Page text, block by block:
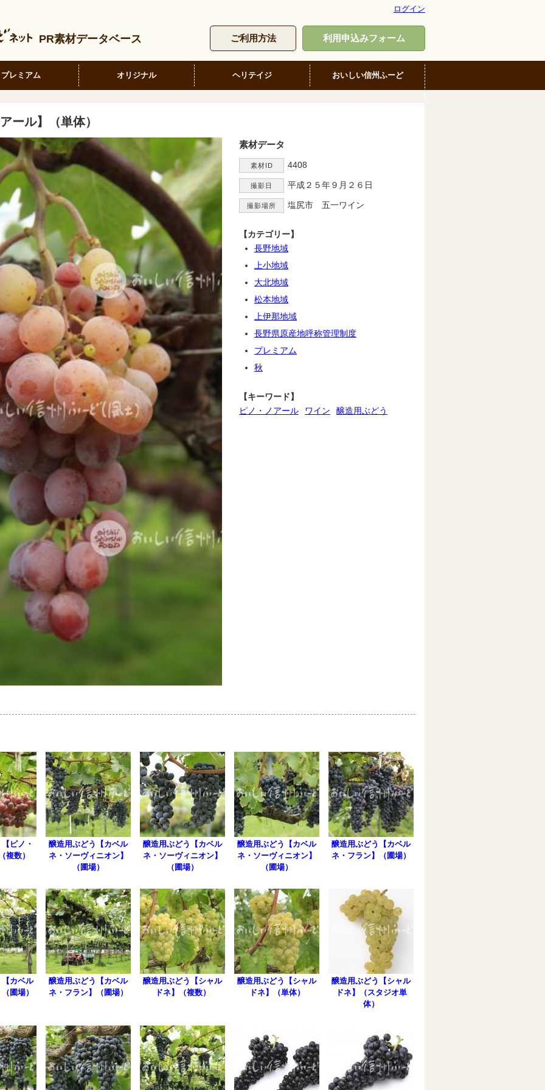
ログイン
PR素材データベース ご利用方法 利用申込みフォーム
プレミアム オリジナル ヘリテイジ おいしい信州ふーど
ール】（単体）
素材データ
素材ID 4408
撮影日 平成２５年９月２６日
撮影場所 塩尻市 五一ワイン
【カテゴリー】
長野地域
上小地域
大北地域
松本地域
上伊那地域
長野県原産地呼称管理制度
プレミアム
秋
【キーワード】
ピノ・ノアール
ワイン 醸造用ぶどう
ピノ・
複数）
醸造用ぶどう【カベル
ネ・ソーヴィニオン】
（圃場）
醸造用ぶどう【カベル
ネ・ソーヴィニオン】
（圃場）
醸造用ぶどう【カベル
ネ・ソーヴィニオン】
（圃場）
醸造用ぶどう【カベル
ネ・フラン】（圃場）
カベル
圃場）
醸造用ぶどう【カベル
ネ・フラン】（圃場）
醸造用ぶどう【シャル
ドネ】（複数）
醸造用ぶどう【シャル
ドネ】（単体）
醸造用ぶどう【シャル
ドネ】（スタジオ単
体）